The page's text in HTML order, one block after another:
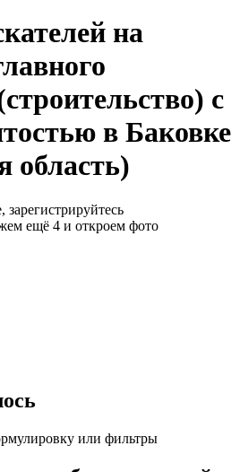
на
с
в Баковке
область)
ещё 4 и откроем фото
или фильтры